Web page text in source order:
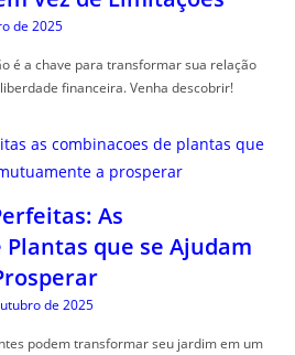
de 2025
é a chave para transformar sua relação
financeira. Venha descobrir!
As
Plantas que se Ajudam
de 2025
podem transformar seu jardim em um